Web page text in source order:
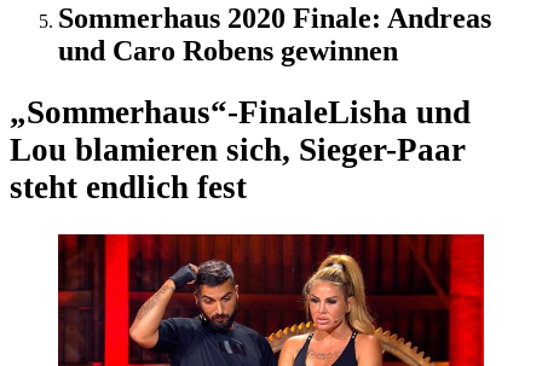
Sommerhaus 2020 Finale: Andreas
und Caro Robens gewinnen
„Sommerhaus“-FinaleLisha und
Lou blamieren sich, Sieger-Paar
steht endlich fest